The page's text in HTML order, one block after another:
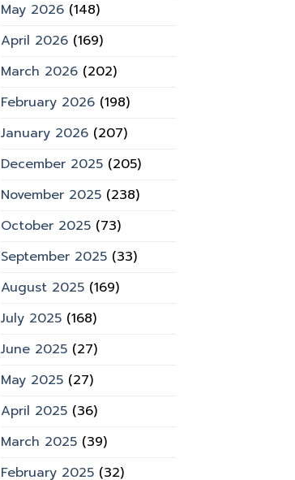
May 2026(148)
April 2026(169)
March 2026(202)
February 2026(198)
January 2026(207)
December 2025(205)
November 2025(238)
October 2025(73)
September 2025(33)
August 2025(169)
July 2025(168)
June 2025(27)
May 2025(27)
April 2025(36)
March 2025(39)
February 2025(32)